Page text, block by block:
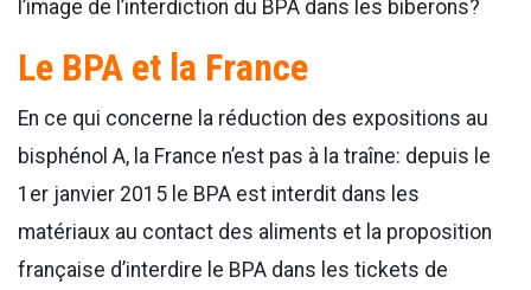
l’image de l’interdiction du BPA dans les biberons?
Le BPA et la France
En ce qui concerne la réduction des expositions au
bisphénol A, la France n’est pas à la traîne: depuis le
1er janvier 2015 le BPA est interdit dans les
matériaux au contact des aliments et la proposition
française d’interdire le BPA dans les tickets de